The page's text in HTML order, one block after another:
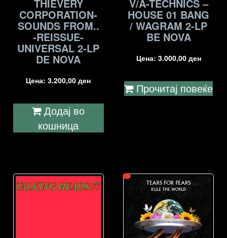
THIEVERY
CORPORATION-
SOUNDS FROM..
-REISSUE-
UNIVERSAL 2-LP
DE NOVA
Цена:3.200,00ден
Додај во
кошница
V/A-TECHNICS –
HOUSE 01 BANG
/ WAGRAM 2-LP
BE NOVA
Цена: 3.000,00 ден
Прочитај повеќе